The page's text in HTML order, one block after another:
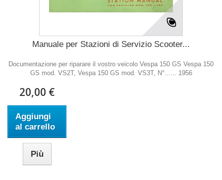
Manuale per Stazioni di Servizio Scooter...
Documentazione per riparare il vostro veicolo Vespa 150 GS Vespa 150
GS mod. VS2T, Vespa 150 GS mod. VS3T, N°...... 1956
20,00 €
Aggiungi
al carrello
Più